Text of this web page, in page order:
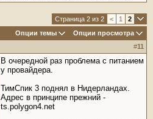
Страница 2 из 2 < 1
2
Опции темы
Опции просмотра
#11
В очередной раз проблема с питанием
у провайдера.
ТимСпик 3 поднял в Нидерландах.
Адрес в принципе прежний -
ts.polygon4.net